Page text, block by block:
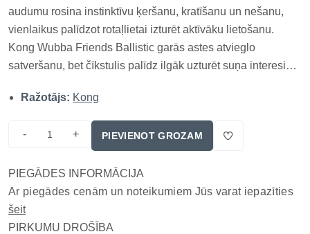
audumu rosina instinktīvu ķeršanu, kratīšanu un nešanu,
vienlaikus palīdzot rotaļlietai izturēt aktīvāku lietošanu.
Kong Wubba Friends Ballistic garās astes atvieglo
satveršanu, bet čīkstulis palīdz ilgāk uzturēt suņa interesi
atvieglo satveršanu, bet čīkstulis palīdz ilgāk uzturēt suņa
Ražotājs: Kong
- + PIEVIENOT GROZAM
PIEGĀDES INFORMĀCIJA
Ar piegādes cenām un noteikumiem Jūs varat iepazīties
šeit
PIRKUMU DROŠĪBA